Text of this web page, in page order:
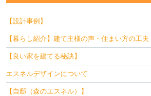
【設計事例】
【暮らし紹介】建て主様の声・住まい方の工夫
【良い家を建てる秘訣】
エスネルデザインについて
【自邸（森のエスネル）】